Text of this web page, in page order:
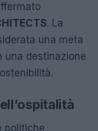
. La
una meta
una destinazione
politiche